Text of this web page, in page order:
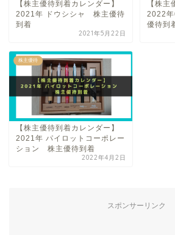
【株主優待到着カレンダー】
2021年 ドウシシャ 株主優待
到着
2021年5月22日
【株主
2022
優待到
株主優待
【株主優待到着カレンダー】
2021年 パイロットコーポレー
ション 株主優待到着
2022年4月2日
スポンサーリンク